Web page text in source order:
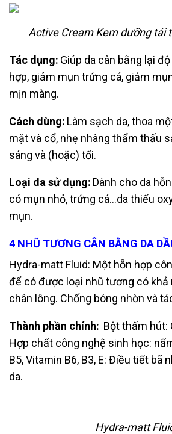
Active CreamKem dưỡng tái
Tác dụng: Giúp da cân bằng lại
hợp, giảm mụn trứng cá, giảm
mịn màng.
Cách dùng: Làm sạch da, thoa
mặt và cổ, nhẹ nhàng thẩm thấu
sáng và (hoặc) tối.
Loại da sử dụng: Dành cho da
có mụn nhỏ, trứng cá…da thiếu
mụn.
4 NHŨ TƯƠNG CÂN BẰNG DA
Hydra-matt Fluid: Một hỗn hợp
để có được loại nhũ tương có khả
chân lông. Chống bóng nhờn và
Thành phần chính: Bột thấm hút:
Hợp chất công nghệ sinh học:
B5, Vitamin B6, B3, E: Điều tiết bã
da.
Hydra-matt